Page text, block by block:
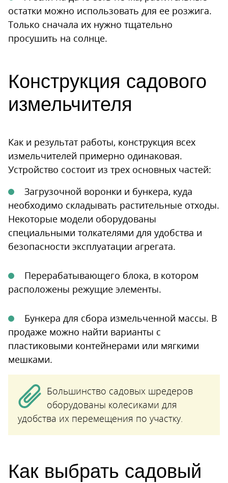
остатки можно использовать для ее розжига.
Только сначала их нужно тщательно
просушить на солнце.
Конструкция садового
измельчителя
Как и результат работы, конструкция всех
измельчителей примерно одинаковая.
Устройство состоит из трех основных частей:
Загрузочной воронки и бункера, куда
необходимо складывать растительные отходы.
Некоторые модели оборудованы
специальными толкателями для удобства и
безопасности эксплуатации агрегата.
Перерабатывающего блока, в котором
расположены режущие элементы.
Бункера для сбора измельченной массы. В
продаже можно найти варианты с
пластиковыми контейнерами или мягкими
мешками.
Большинство садовых шредеров
оборудованы колесиками для
удобства их перемещения по участку.
Как выбрать садовый